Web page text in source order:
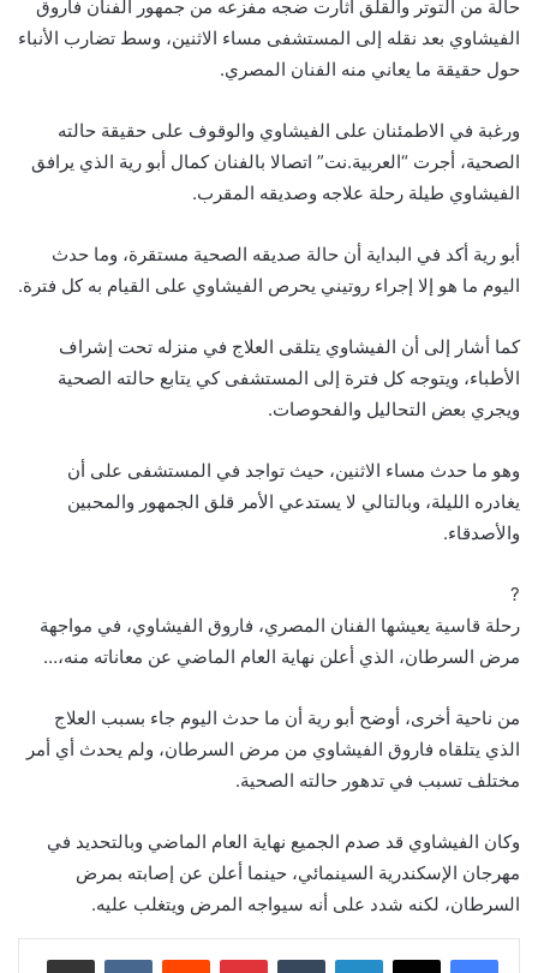
حالة من التوتر والقلق أثارت ضجه مفزعه من جمهور الفنان فاروق
الفيشاوي بعد نقله إلى المستشفى مساء الاثنين، وسط تضارب الأنباء
حول حقيقة ما يعاني منه الفنان المصري.
ورغبة في الاطمئنان على الفيشاوي والوقوف على حقيقة حالته
الصحية، أجرت “العربية.نت” اتصالا بالفنان كمال أبو رية الذي يرافق
الفيشاوي طيلة رحلة علاجه وصديقه المقرب.
أبو رية أكد في البداية أن حالة صديقه الصحية مستقرة، وما حدث
اليوم ما هو إلا إجراء روتيني يحرص الفيشاوي على القيام به كل فترة.
كما أشار إلى أن الفيشاوي يتلقى العلاج في منزله تحت إشراف
الأطباء، ويتوجه كل فترة إلى المستشفى كي يتابع حالته الصحية
ويجري بعض التحاليل والفحوصات.
وهو ما حدث مساء الاثنين، حيث تواجد في المستشفى على أن
يغادره الليلة، وبالتالي لا يستدعي الأمر قلق الجمهور والمحبين
والأصدقاء.
?
رحلة قاسية يعيشها الفنان المصري، فاروق الفيشاوي، في مواجهة
مرض السرطان، الذي أعلن نهاية العام الماضي عن معاناته منه،…
من ناحية أخرى، أوضح أبو رية أن ما حدث اليوم جاء بسبب العلاج
الذي يتلقاه فاروق الفيشاوي من مرض السرطان، ولم يحدث أي أمر
مختلف تسبب في تدهور حالته الصحية.
وكان الفيشاوي قد صدم الجميع نهاية العام الماضي وبالتحديد في
مهرجان الإسكندرية السينمائي، حينما أعلن عن إصابته بمرض
السرطان، لكنه شدد على أنه سيواجه المرض ويتغلب عليه.
لينكدإن بينتيريست مشاركة عبر البريد